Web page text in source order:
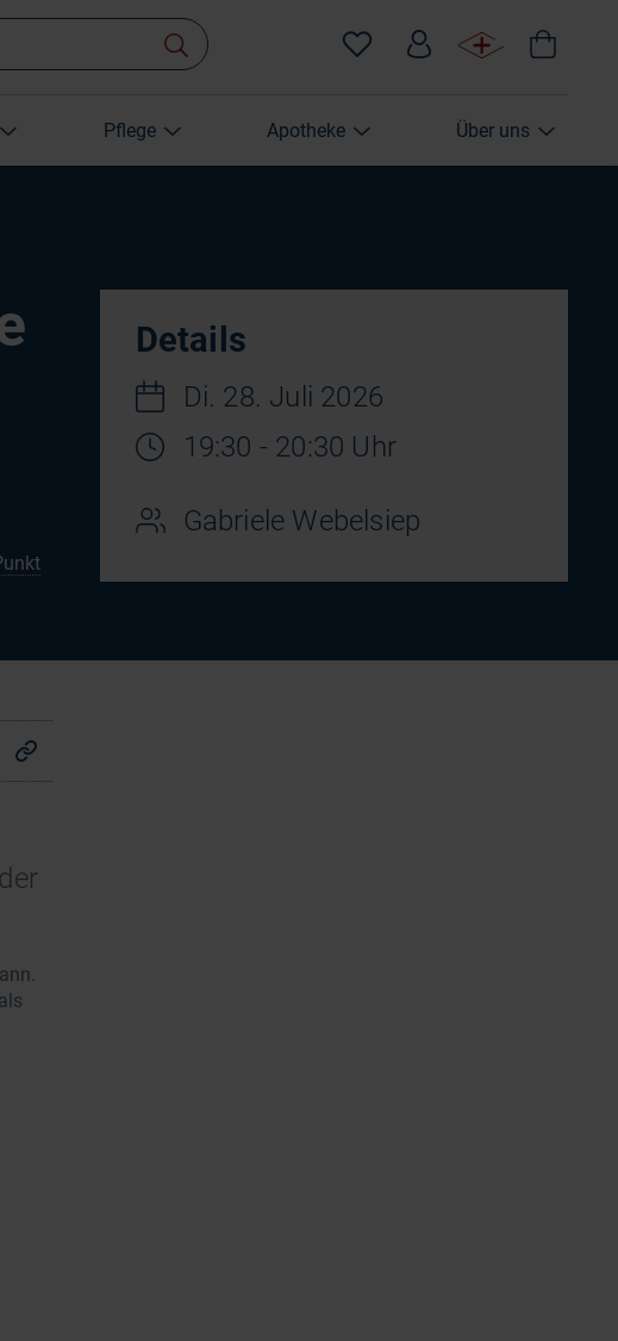
Pflege Apotheke Über uns
Details
Di. 28. Juli 2026
19:30 - 20:30 Uhr
Gabriele Webelsiep